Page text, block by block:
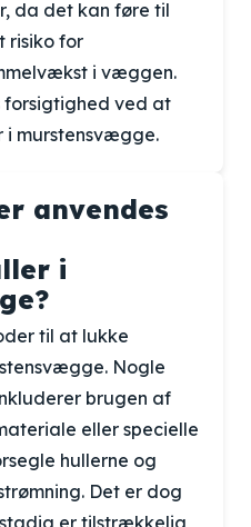
da det kan føre til
risiko for
i væggen.
forsigtighed ved at
i murstensvægge.
anvendes
i
til at lukke
Nogle
brugen af
eller specielle
hullerne og
Det er dog
er tilstrækkelig